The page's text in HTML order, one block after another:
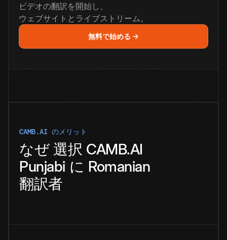
ビデオの翻訳を開始し、
ウェブサイトとライブストリーム。
無料で始める →
CAMB.AI のメリット
なぜ 選択 CAMB.AI
Punjabi に Romanian
翻訳者